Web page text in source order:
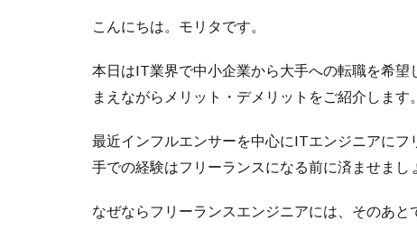
こんにちは。モリタです。
本日はIT業界で中小企業から大手への転職を希
まえながらメリット・デメリットをご紹介します。
最近インフルエンサーを中心にITエンジニアに
手での経験はフリーランスになる前に済ませまし
なぜならフリーランスエンジニアには、そのあと